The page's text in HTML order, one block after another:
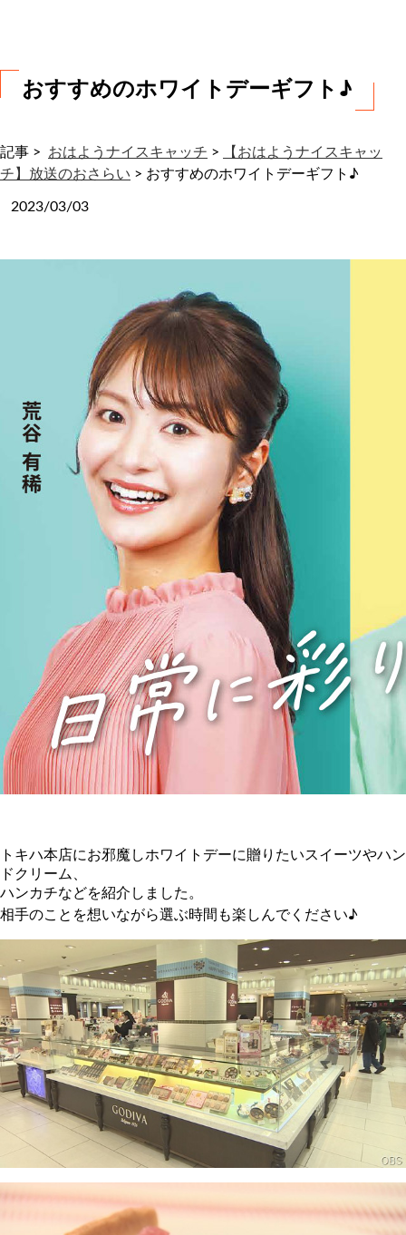
おすすめのホワイトデーギフト♪
記事 > おはようナイスキャッチ >
【おはようナイスキャッ
チ】放送のおさらい > おすすめのホワイトデーギフト♪
2023/03/03
トキハ本店にお邪魔しホワイトデーに贈りたいスイーツやハン
ドクリーム、
ハンカチなどを紹介しました。
相手のことを想いながら選ぶ時間も楽しんでください♪